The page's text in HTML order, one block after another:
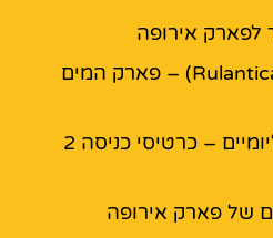
לפארק אירופה
כרטיסים לרולנטיקה (Rulantica) – פארק המים
פארק אירופה כרטיס ליומיים – כרטיסי כניסה 2
של פארק אירופה